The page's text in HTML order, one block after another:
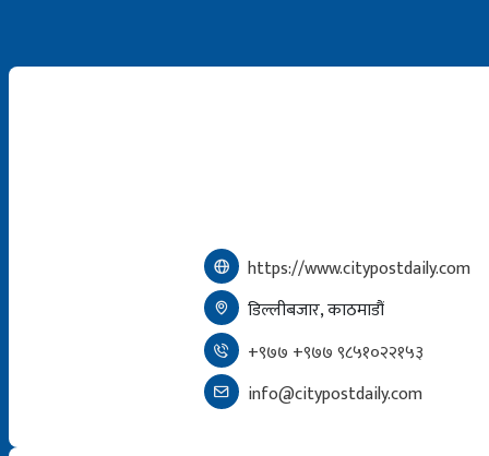
https://www.citypostdaily.com
डिल्लीबजार, काठमाडौं
+९७७ +९७७ ९८५१०२२१५३
info@citypostdaily.com